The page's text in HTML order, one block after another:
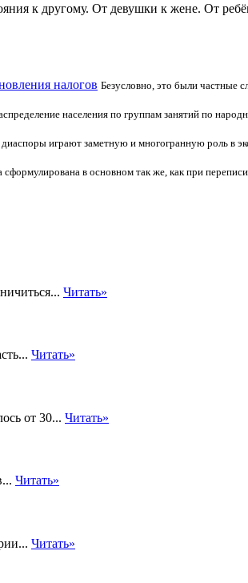
к другому. От девушки к жене. От
налогов Безусловно, это были частные
населения по группам занятий по
играют заметную и многогранную роль в
в основном так же, как при
Читать»
Читать»
от 30... Читать»
Читать»
Читать»